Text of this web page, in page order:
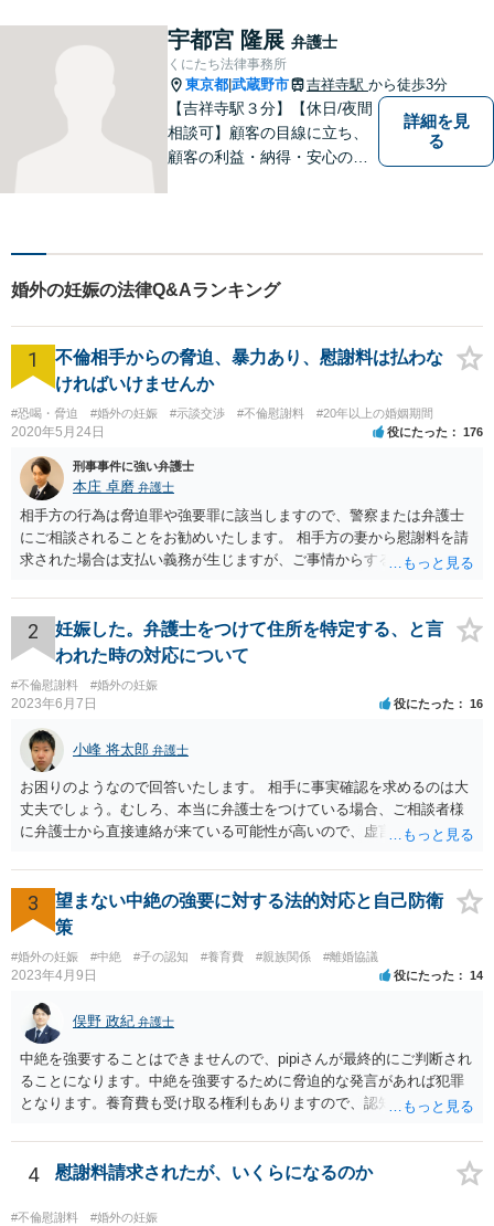
宇都宮 隆展 弁護士
くにたち法律事務所
東京都 武蔵野市 吉祥寺駅 から徒歩3分
【吉祥寺駅３分】【休日/夜間
相談可】顧客の目線に立ち、
顧客の利益・納得・安心のた
詳細を見
る
婚外の妊娠の法律Q&Aランキング
1
不倫相手からの脅迫、暴力あり、慰謝料は払わな
ければいけませんか
#恐喝・脅迫 #婚外の妊娠 #示談交渉 #不倫慰謝料 #20年以上の婚姻期間
2020年5月24日 役にたった 176
刑事事件に強い弁護士
本庄 卓磨 弁護士
相手方の行為は脅迫罪や強要罪に該当しますので、警察または弁護士
にご相談されることをお勧めいたします。 相手方の妻から慰謝料を請
求された場合は支払い義務が生じますが、ご事情からすると減額交渉
2
妊娠した。弁護士をつけて住所を特定する、と言
われた時の対応について
#不倫慰謝料 #婚外の妊娠
2023年6月7日 役にたった 16
小峰 将太郎 弁護士
お困りのようなので回答いたします。 相手に事実確認を求めるのは大
丈夫でしょう。むしろ、本当に弁護士をつけている場合、ご相談者様
に弁護士から直接連絡が来ている可能性が高いので、虚言の可能性も
相手にそのことを聞くことに問題はありません。 逆に本当に弁護士を
つけているような場合はこちらも、弁護士に相談した方がよいかと考
えます。 ご参考になれば幸いです。
3
望まない中絶の強要に対する法的対応と自己防衛
策
#婚外の妊娠 #中絶 #子の認知 #養育費 #親族関係 #離婚協議
2023年4月9日 役にたった 14
俣野 政紀 弁護士
中絶を強要することはできませんので、pipiさんが最終的にご判断され
ることになります。中絶を強要するために脅迫的な発言があれば犯罪
となります。養育費も受け取る権利もありますので、認知等につきお
勧めします。
4 慰謝料請求されたが、いくらになるのか
#不倫慰謝料 #婚外の妊娠